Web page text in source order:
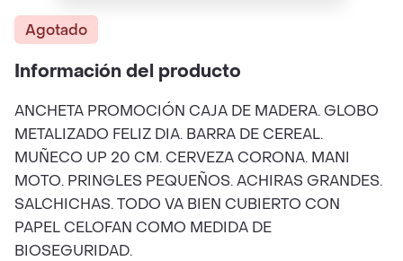
Agotado
Información del producto
ANCHETA PROMOCIÓN CAJA DE MADERA. GLOBO
METALIZADO FELIZ DIA. BARRA DE CEREAL.
MUÑECO UP 20 CM. CERVEZA CORONA. MANI
MOTO. PRINGLES PEQUEÑOS. ACHIRAS GRANDES.
SALCHICHAS. TODO VA BIEN CUBIERTO CON
PAPEL CELOFAN COMO MEDIDA DE
BIOSEGURIDAD.